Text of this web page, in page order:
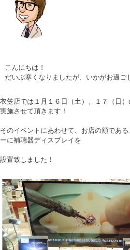
ブログ
こんにちは！
だいぶ寒くなりましたが、いかがお過ご
衣笠店では１月１６日（土）、１７（日
実施させて頂きます！
そのイベントにあわせて、お店の顔であ
ーに補聴器ディスプレイを
設置致しました！